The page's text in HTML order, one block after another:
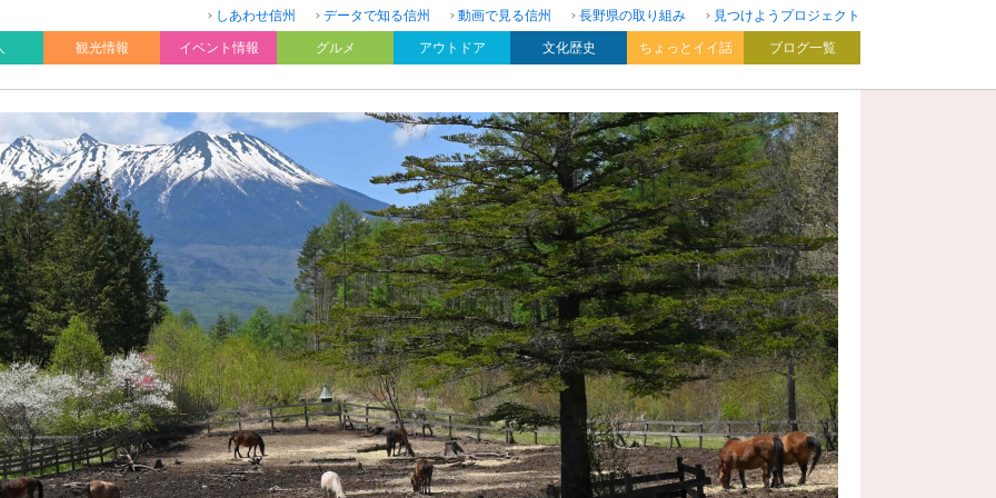
しあわせ信州 データで知る信州 動画で見る信州 長野県の取り組み
見つけようプロジェクト
観光情報 イベント情報 グルメ アウトドア 文化歴史 ちょっとイイ話 ブログ一覧